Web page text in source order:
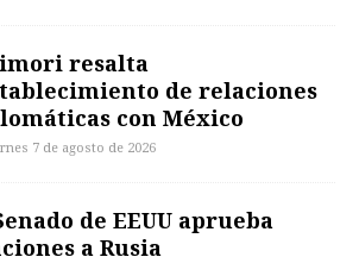
resalta
de relaciones
con México
7 de agosto de 2026
de EEUU aprueba
a Rusia